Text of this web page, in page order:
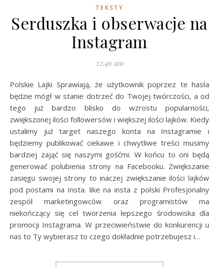
TEKSTY
Serduszka i obserwacje na
Instagram
12:49 am
Polskie Lajki Sprawiają, że użytkownik poprzez te hasła
będzie mógł w stanie dotrzeć do Twojej twórczości, a od
tego już bardzo blisko do wzrostu popularności,
zwiększonej ilości followersów i większej ilości lajków. Kiedy
ustalimy już target naszego konta na Instagramie i
będziemy publikować ciekawe i chwytliwe treści musimy
bardziej zająć się naszymi gośćmi. W końcu to oni będą
generować polubienia strony na Facebooku. Zwiększanie
zasięgu swojej strony to inaczej zwiększanie ilości lajków
pod postami na Insta. like na insta z polski Profesjonalny
zespół marketingowców oraz programistów ma
niekończący się cel tworzenia lepszego środowiska dla
promocji Instagrama. W przeciwieństwie do konkurencji u
nas to Ty wybierasz to czego dokładnie potrzebujesz i…